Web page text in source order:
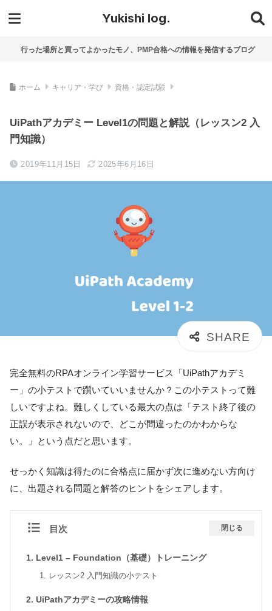
Yukishi log.
行った場所と買ってよかったモノ、PMP合格への情報を発信するブログ
ホーム キャリア・学び 資格・認定試験
UiPathアカデミー Level1の問題と解説（レッスン2 入
門知識）
2019年11月15日 2025年6月16日
完全無料のRPAオンライン学習サービス「UiPathアカデミ
ー」の小テストで躓いていいませんか？この小テストって難
しいですよね。難しくしている最大の点は「テスト終了後の
正誤が表示されないので、どこが間違ったのかわからな
い。」という点だと思います。
せっかく知識は得たのに合格点に届かず次に進めない方向け
に、出題される問題と解答のヒントをシェアします。
目次 閉じる
Level1 – Foundation（基礎）トレーニング
レッスン2 入門知識の小テスト
UiPathアカデミーの攻略情報